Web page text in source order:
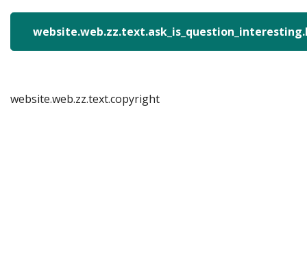
website.web.zz.text.copyright